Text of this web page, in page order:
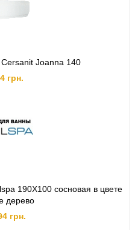
Joanna 140
грн.
190X100 сосновая в цвете
дерево
грн.